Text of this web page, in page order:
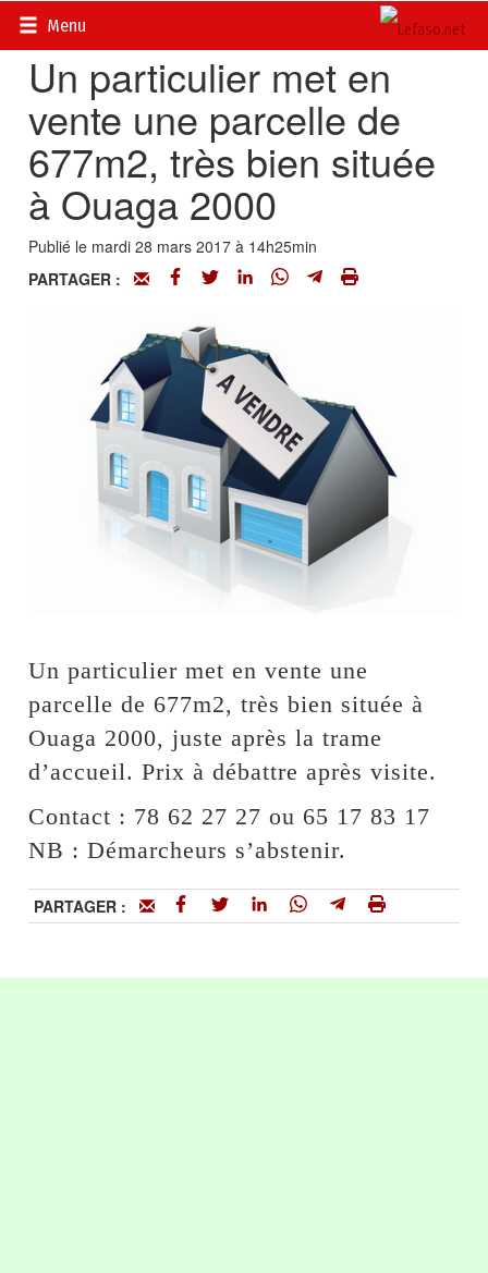
Menu
Accueil>
Un particulier met en
vente une parcelle de
677m2, très bien située
à Ouaga 2000
Publié le mardi 28 mars 2017 à 14h25min
PARTAGER :
Un particulier met en vente une
parcelle de 677m2, très bien située à
Ouaga 2000, juste après la trame
d’accueil. Prix à débattre après visite.
Contact : 78 62 27 27 ou 65 17 83 17
NB : Démarcheurs s’abstenir.
PARTAGER :